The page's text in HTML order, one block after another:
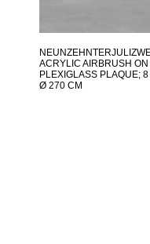
ACRYLIC AIRBRUSH
PLEXIGLASS PLAQUE;
Ø 270 CM